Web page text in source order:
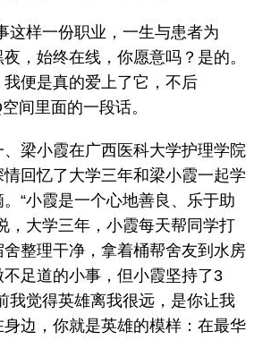
样一份职业，一生与患者为
，始终在线，你愿意吗？是的。
便是真的爱上了它，不后
间里面的一段话。
小霞在广西医科大学护理学院
回忆了大学三年和梁小霞一起学
“小霞是一个心地善良、乐于助
，大学三年，小霞每天帮同学打
整理干净，拿着桶帮舍友到水房
足道的小事，但小霞坚持了3
我觉得英雄离我很远，是你让我
边，你就是英雄的模样：在最华